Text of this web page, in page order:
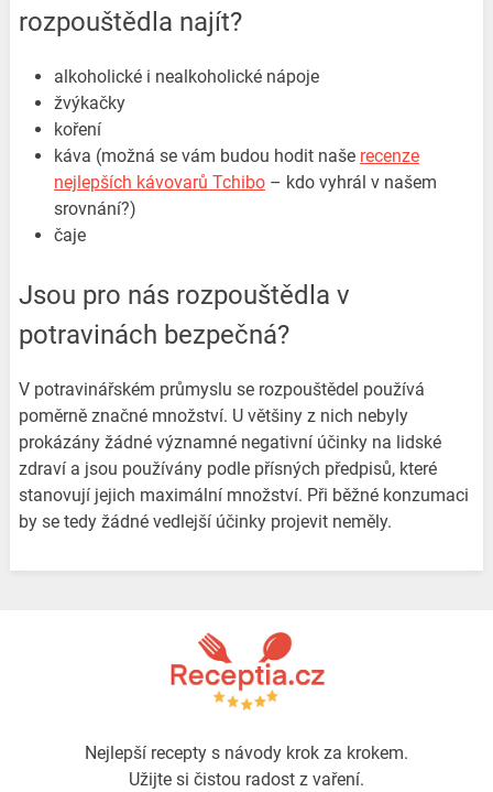
rozpouštědla najít?
alkoholické i nealkoholické nápoje
žvýkačky
koření
káva (možná se vám budou hodit naše recenze
nejlepších kávovarů Tchibo– kdo vyhrál v našem
srovnání?)
čaje
Jsou pro nás rozpouštědla v
potravinách bezpečná?
V potravinářském průmyslu se rozpouštědel používá
poměrně značné množství. U většiny z nich nebyly
prokázány žádné významné negativní účinky na lidské
zdraví a jsou používány podle přísných předpisů, které
stanovují jejich maximální množství. Při běžné konzumaci
by se tedy žádné vedlejší účinky projevit neměly.
Nejlepší recepty s návody krok za krokem.
Užijte si čistou radost z vaření.